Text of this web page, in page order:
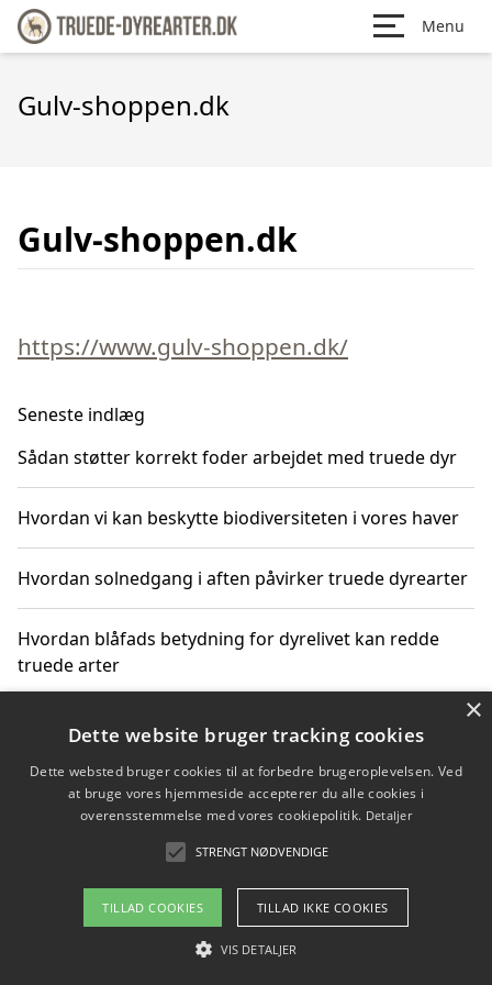
Menu
Gulv-shoppen.dk
Gulv-shoppen.dk
https://www.gulv-shoppen.dk/
Seneste indlæg
Sådan støtter korrekt foder arbejdet med truede dyr
Hvordan vi kan beskytte biodiversiteten i vores haver
Hvordan solnedgang i aften påvirker truede dyrearter
Hvordan blåfads betydning for dyrelivet kan redde
truede arter
Hvordan kan gaver til unge voksne støtte bevarelsen
Copyright 2026 - Pilanto Aps
Om / kontakt
Blog Betingelser
×
Dette website bruger tracking cookies
Dette websted bruger cookies til at forbedre brugeroplevelsen. Ved
at bruge vores hjemmeside accepterer du alle cookies i
overensstemmelse med vores cookiepolitik. Detaljer
STRENGT NØDVENDIGE
TILLAD COOKIES TILLAD IKKE COOKIES
VIS DETALJER